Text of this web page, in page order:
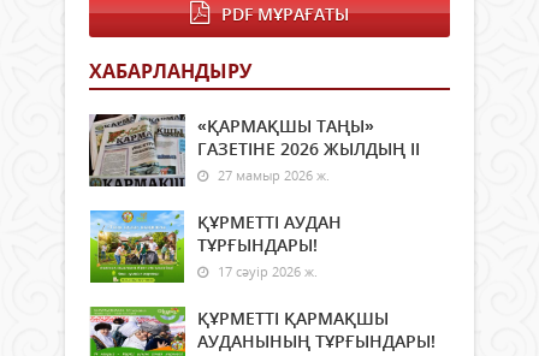
PDF МҰРАҒАТЫ
ХАБАРЛАНДЫРУ
«ҚАРМАҚШЫ ТАҢЫ»
ГАЗЕТІНЕ 2026 ЖЫЛДЫҢ ІI
27 мамыр 2026 ж.
ҚҰРМЕТТІ АУДАН
ТҰРҒЫНДАРЫ!
17 сәуір 2026 ж.
ҚҰРМЕТТІ ҚАРМАҚШЫ
АУДАНЫНЫҢ ТҰРҒЫНДАРЫ!